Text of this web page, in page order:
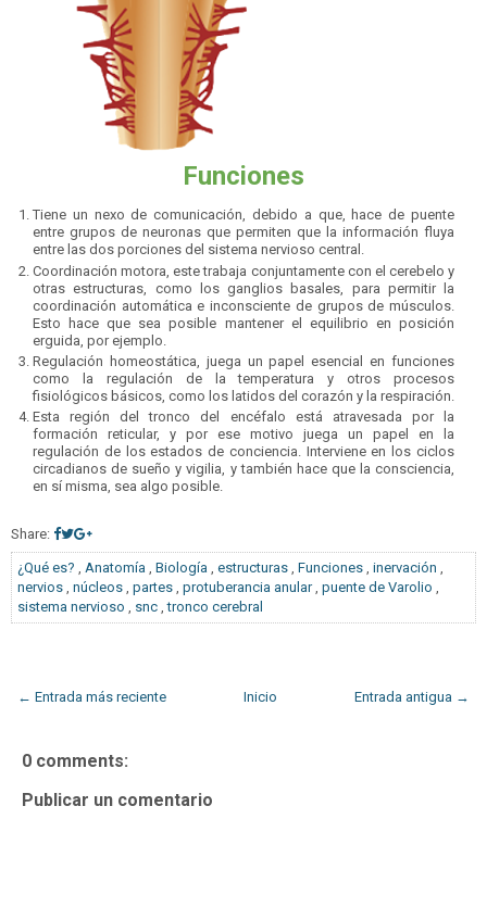
Funciones
Tiene un nexo de comunicación, debido a que, hace de puente
entre grupos de neuronas que permiten que la información fluya
entre las dos porciones del sistema nervioso central.
Coordinación motora, este trabaja conjuntamente con el cerebelo y
otras estructuras, como los ganglios basales, para permitir la
coordinación automática e inconsciente de grupos de músculos.
Esto hace que sea posible mantener el equilibrio en posición
erguida, por ejemplo.
Regulación homeostática, juega un papel esencial en funciones
como la regulación de la temperatura y otros procesos
fisiológicos básicos, como los latidos del corazón y la respiración.
Esta región del tronco del encéfalo está atravesada por la
formación reticular, y por ese motivo juega un papel en la
regulación de los estados de conciencia. Interviene en los ciclos
circadianos de sueño y vigilia, y también hace que la consciencia,
en sí misma, sea algo posible.
Share:
¿Qué es? , Anatomía , Biología , estructuras , Funciones , inervación ,
nervios , núcleos , partes , protuberancia anular, puente de Varolio ,
sistema nervioso , snc ,tronco cerebral
← Entrada más reciente Entrada antigua →
Inicio
0 comments:
Publicar un comentario